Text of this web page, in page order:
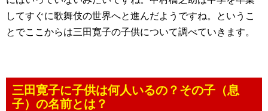
してすぐに歌舞伎の世界へと進んだようですね。というこ
とでここからは三田寛子の子供について調べていきます。
三田寛子に子供は何人いるの？その子（息
子）の名前とは？